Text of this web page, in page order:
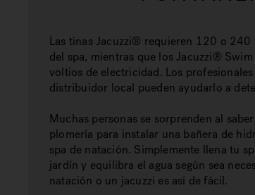
Las tinas Jacuzzi® requieren 120 o 240
del spa, mientras que los Jacuzzi®
voltios de electricidad. Los profesionales
distribuidor local pueden ayudarlo a
Muchas personas se sorprenden al
plomería para instalar una bañera de
spa de natación. Simplemente llena tu
jardín y equilibra el agua según sea
natación o un jacuzzi es así de fácil.